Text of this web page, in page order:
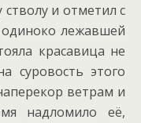
и отметил с
одиноко лежавшей
красавица не
суровость этого
ветрам и
надломило её,